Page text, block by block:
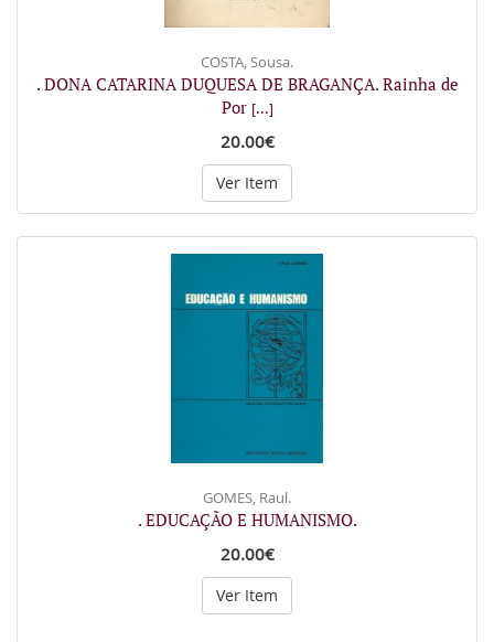
COSTA, Sousa.
. DONA CATARINA DUQUESA DE BRAGANÇA. Rainha de
Por [...]
20.00€
Ver Item
GOMES, Raul.
. EDUCAÇÃO E HUMANISMO.
20.00€
Ver Item